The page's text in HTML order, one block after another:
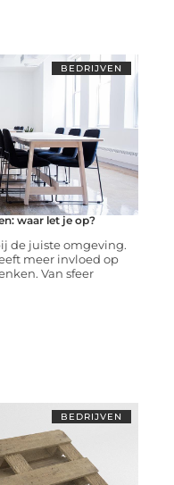
BEDRIJVEN
waar let je op?
de juiste omgeving.
meer invloed op
Van sfeer
BEDRIJVEN